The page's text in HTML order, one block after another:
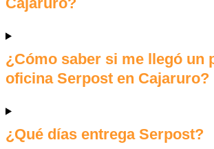
¿Cómo saber si me llegó un
oficina Serpost en Cajaruro?
¿Qué días entrega Serpost?